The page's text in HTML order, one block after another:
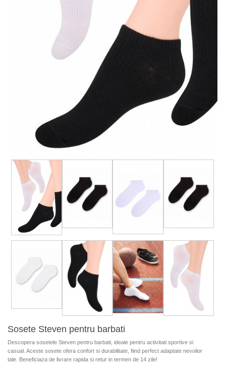
Sosete Steven pentru barbati
Descopera sosetele Steven pentru barbati, ideale pentru activitati sportive si
casual. Aceste sosete ofera confort si durabilitate, fiind perfect adaptate nevoilor
tale. Beneficiaza de livrare rapida si retur in termen de 14 zile!